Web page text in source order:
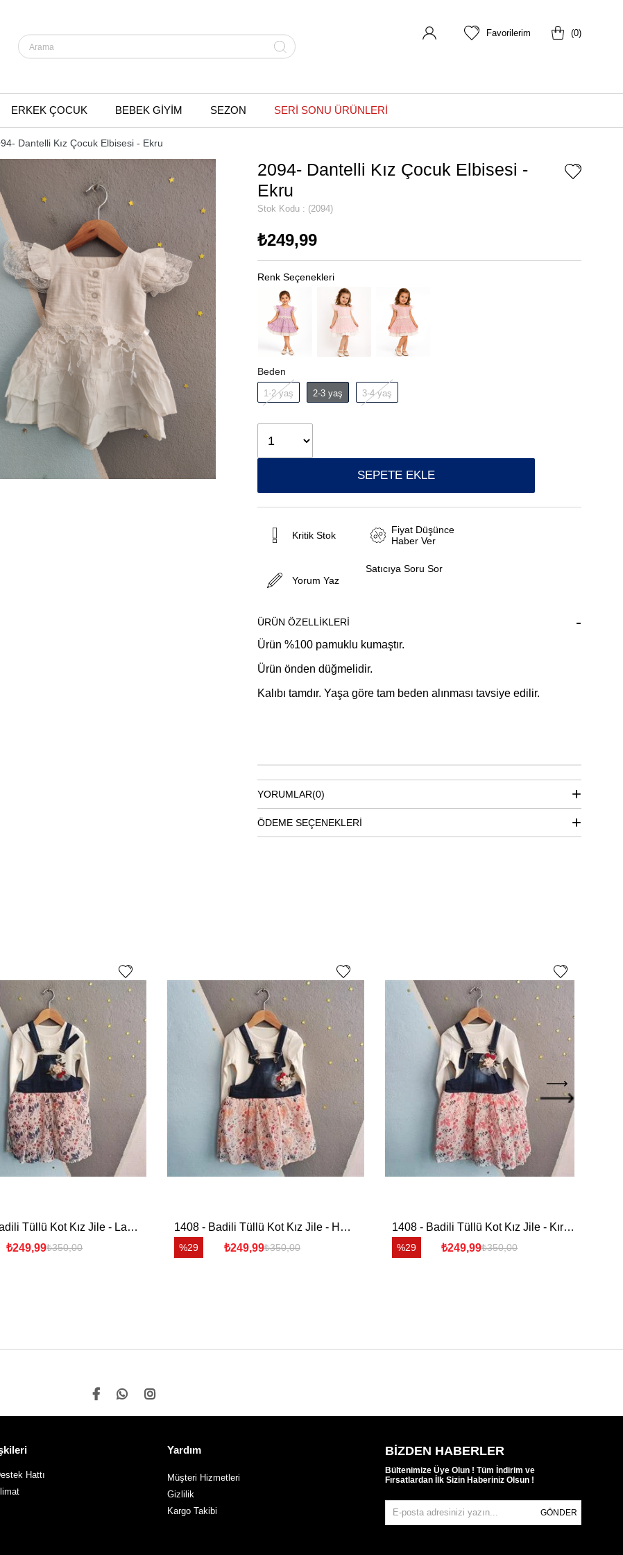
0
Favorilerim
ERKEK ÇOCUK BEBEK GİYİM SEZON SERİ SONU ÜRÜNLERİ
Dantelli Kız Çocuk Elbisesi - Ekru
2094- Dantelli Kız Çocuk Elbisesi -
Ekru
Stok Kodu (2094)
₺249,99
Beden
1-2 yaş 2-3 yaş 3-4 yaş
Kritik Stok
Fiyat Düşünce
Haber Ver
Yorum Yaz
Satıcıya Soru Sor
ÜRÜN ÖZELLIKLERI
Ürün %100 pamuklu kumaştır.
Ürün önden düğmelidir.
Kalıbı tamdır. Yaşa göre tam beden alınması tavsiye edilir.
YORUMLAR(0)
ÖDEME SEÇENEKLERI
1408 - Badili Tüllü Kot Kız Jile - Lacivert
₺249,99₺350,00
1408 - Badili Tüllü Kot Kız Jile - Hardal
₺249,99₺350,00
%29
1408 - Badili Tüllü Kot Kız Jile - Kırmızı
₺249,99₺350,00
%29
Hattı
Yardım
Müşteri Hizmetleri
Gizlilik
Kargo Takibi
BIZDEN HABERLER
Bültenimize Üye Olun ! Tüm İndirim ve
Fırsatlardan İlk Sizin Haberiniz Olsun !
GÖNDER